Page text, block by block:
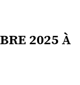
2025 à